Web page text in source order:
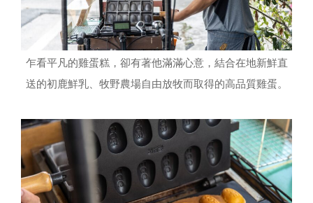
乍看平凡的雞蛋糕，卻有著他滿滿心意，結合在地新鮮直
送的初鹿鮮乳、牧野農場自由放牧而取得的高品質雞蛋。